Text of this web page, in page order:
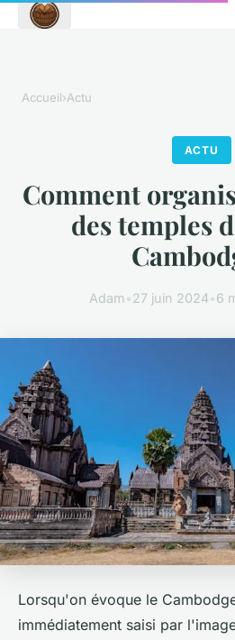
Accueil›Actu
ACTU
Comment
des temples
Adam•27 juin 2024•6
Lorsqu'on évoque le
immédiatement saisi par